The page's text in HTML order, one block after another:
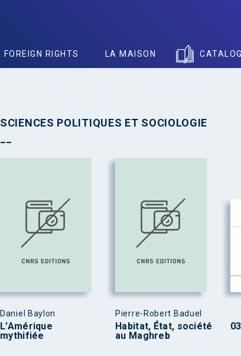
FOREIGN RIGHTS LA MAISON
SCIENCES POLITIQUES ET SOCIOLOGIE
Daniel Baylon
L’Amérique
mythifiée
Pierre-Robert Baduel
Habitat, État, société
au Maghreb
03